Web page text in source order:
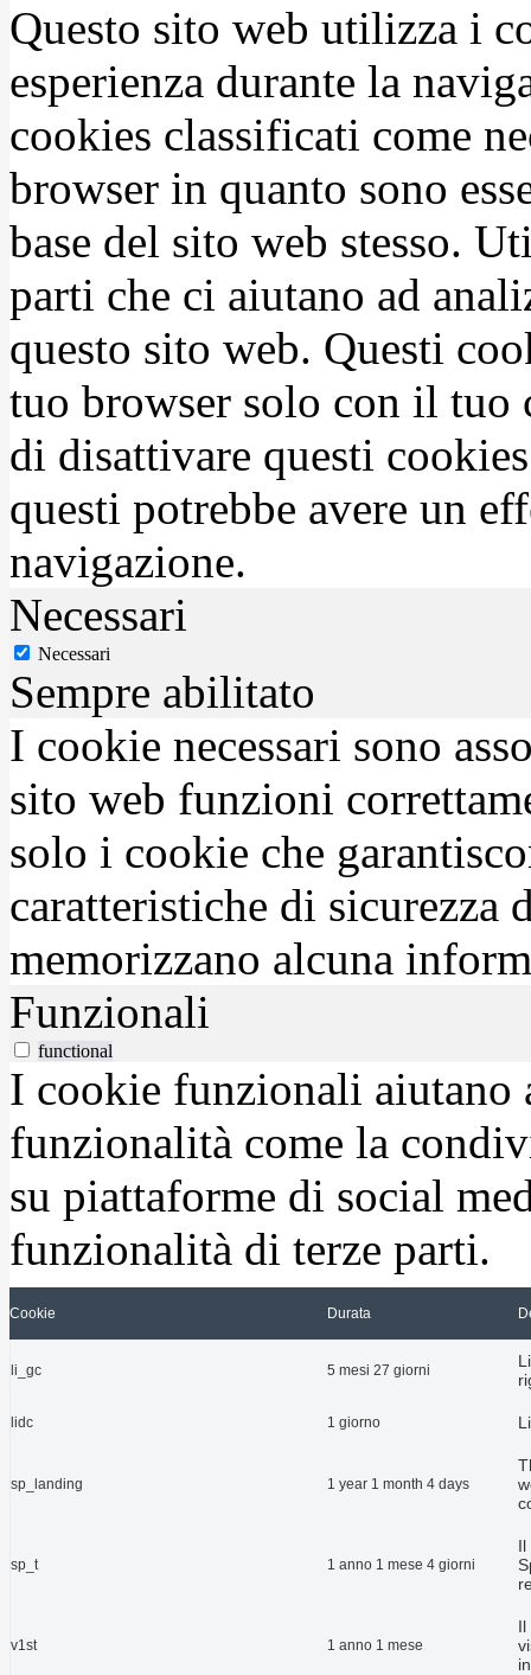
Questo sito web utilizza i
esperienza durante la
cookies classificati come
browser in quanto sono
base del sito web stesso.
parti che ci aiutano ad
questo sito web. Questi
tuo browser solo con il tuo
di disattivare questi
questi potrebbe avere un
navigazione.
Necessari
Necessari
Sempre abilitato
I cookie necessari sono
sito web funzioni
solo i cookie che
caratteristiche di sicurezza
memorizzano alcuna
Funzionali
functional
I cookie funzionali aiutano
funzionalità come la
su piattaforme di social
funzionalità di terze parti.
Cookie Durata
li_gc 5 mesi 27 giorni
lidc 1 giorno
sp_landing 1 year 1 month 4 days
sp_t 1 anno 1 mese 4 giorni
Il
v1st 1 anno 1 mese
Il